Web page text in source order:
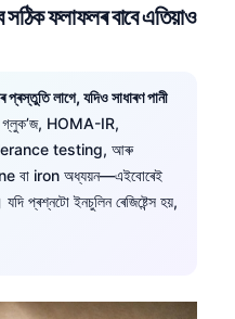
সঠিক ফলাফলৰ বাবে এতিয়াও
প্ৰস্তুতি লাগে, যদিও সাধাৰণ পানী
গ্লুক’জ, HOMA-IR,
testing, আৰু
বা iron অধ্যয়ন—এইবোৰেই
প্ৰশ্নটো ইনচুলিন ৰেজিষ্টেন্স হয়,